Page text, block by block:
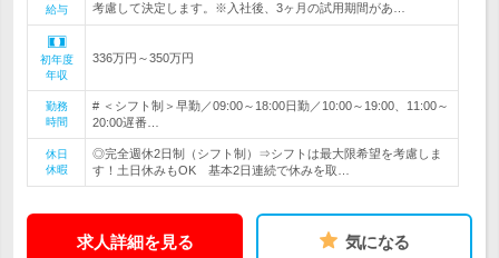
給与
考慮して決定します。※入社後、3ヶ月の試用期間があ…
初年度
年収
336万円～350万円
勤務
時間
# ＜シフト制＞早勤／09:00～18:00日勤／10:00～19:00、11:00～
20:00遅番…
休日
休暇
◎完全週休2日制（シフト制）⇒シフトは最大限希望を考慮しま
す！土日休みもOK 基本2日連続で休みを取…
求人詳細を見る 気になる